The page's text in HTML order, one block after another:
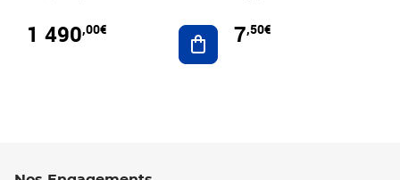
1 490,00€ Ajouter au panier
7,50€